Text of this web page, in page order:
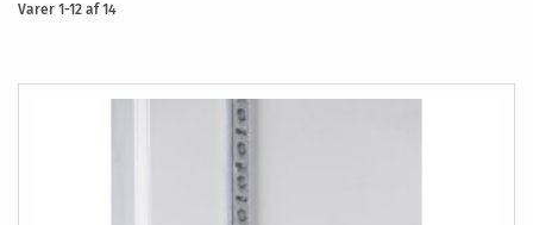
Varer 1-12 af14